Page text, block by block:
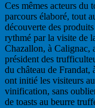
Ces mêmes acteurs du
parcours élaboré, tout
découverte des
rythmé par la visite de
Chazallon, à Calignac,
président des
du château de
ont initié les visiteurs
vinification, sans
de toasts au beurre